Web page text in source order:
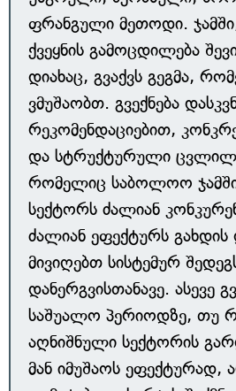
ფრანგული მეთოდი.
ქვეყნის გამოცდილება
დიახაც, გვაქვს გეგმა,
ვმუშაობთ. გვექნება
რეკომენდაციებით,
და სტრუქტურული
რომელიც საბოლოო
სექტორს ძალიან
ძალიან ეფექტურს გახდის
მივიღებთ სისტემურ
დანერგვისთანავე. ასევე
საშუალო პერიოდზე, თუ
აღნიშნული სექტორის
მან იმუშაოს ეფექტურად,